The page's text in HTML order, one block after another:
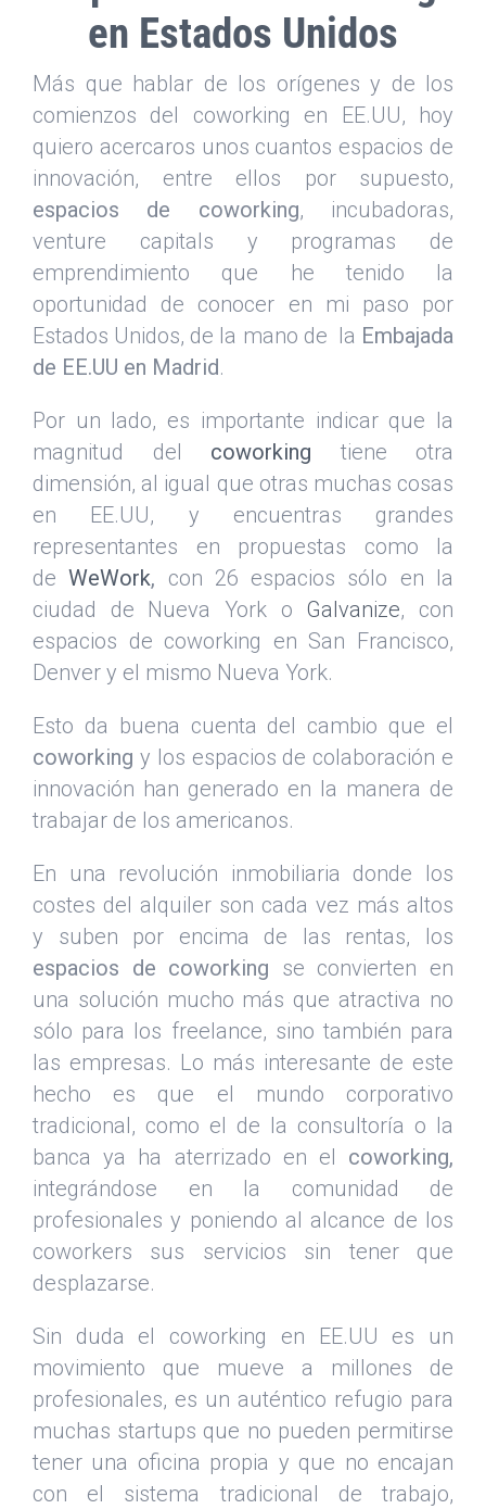
en Estados Unidos
Más que hablar de los orígenes y de los
comienzos del coworking en EE.UU, hoy
quiero acercaros unos cuantos espacios de
innovación, entre ellos por supuesto,
espacios de coworking, incubadoras,
venture capitals y programas de
emprendimiento que he tenido la
oportunidad de conocer en mi paso por
Estados Unidos, de la mano de la Embajada
de EE.UU en Madrid.
Por un lado, es importante indicar que la
magnitud del coworking tiene otra
dimensión, al igual que otras muchas cosas
en EE.UU, y encuentras grandes
representantes en propuestas como la
deWeWork, con 26 espacios sólo en la
ciudad de Nueva York o Galvanize, con
espacios de coworking en San Francisco,
Denver y el mismo Nueva York.
Esto da buena cuenta del cambio que el
coworking y los espacios de colaboración e
innovación han generado en la manera de
trabajar de los americanos.
En una revolución inmobiliaria donde los
costes del alquiler son cada vez más altos
y suben por encima de las rentas, los
espacios de coworking se convierten en
una solución mucho más que atractiva no
sólo para los freelance, sino también para
las empresas. Lo más interesante de este
hecho es que el mundo corporativo
tradicional, como el de la consultoría o la
banca ya ha aterrizado en el coworking,
integrándose en la comunidad de
profesionales y poniendo al alcance de los
coworkers sus servicios sin tener que
desplazarse.
Sin duda el coworking en EE.UU es un
movimiento que mueve a millones de
profesionales, es un auténtico refugio para
muchas startups que no pueden permitirse
tener una oficina propia y que no encajan
con el sistema tradicional de trabajo,